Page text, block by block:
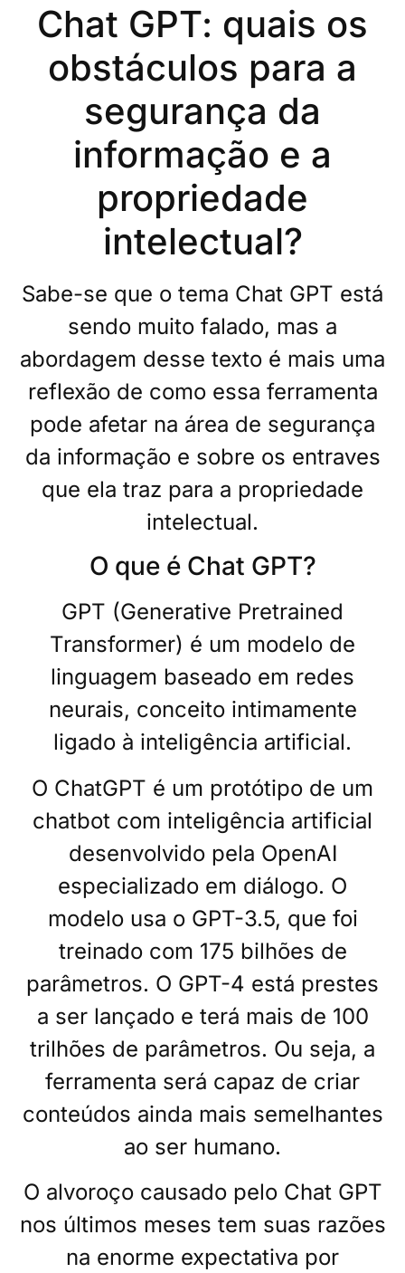
Chat GPT: quais os
obstáculos para a
segurança da
informação e a
propriedade
intelectual?
Sabe-se que o tema Chat GPT está
sendo muito falado, mas a
abordagem desse texto é mais uma
reflexão de como essa ferramenta
pode afetar na área de segurança
da informação e sobre os entraves
que ela traz para a propriedade
intelectual.
O que é Chat GPT?
GPT (Generative Pretrained
Transformer) é um modelo de
linguagem baseado em redes
neurais, conceito intimamente
ligado à inteligência artificial.
O ChatGPT é um protótipo de um
chatbot com inteligência artificial
desenvolvido pela OpenAI
especializado em diálogo. O
modelo usa o GPT-3.5, que foi
treinado com 175 bilhões de
parâmetros. O GPT-4 está prestes
a ser lançado e terá mais de 100
trilhões de parâmetros. Ou seja, a
ferramenta será capaz de criar
conteúdos ainda mais semelhantes
ao ser humano.
O alvoroço causado pelo Chat GPT
nos últimos meses tem suas razões
na enorme expectativa por